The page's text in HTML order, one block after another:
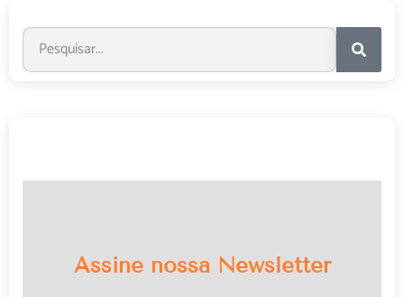
Assine nossa Newsletter